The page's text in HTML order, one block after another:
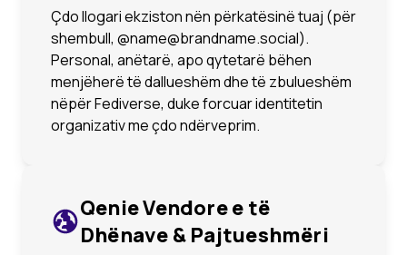
Çdo llogari ekziston nën përkatësinë tuaj (për
shembull, @name@brandname.social).
Personal, anëtarë, apo qytetarë bëhen
menjëherë të dallueshëm dhe të zbulueshëm
nëpër Fediverse, duke forcuar identitetin
organizativ me çdo ndërveprim.
Qenie Vendore e të
Dhënave & Pajtueshmëri